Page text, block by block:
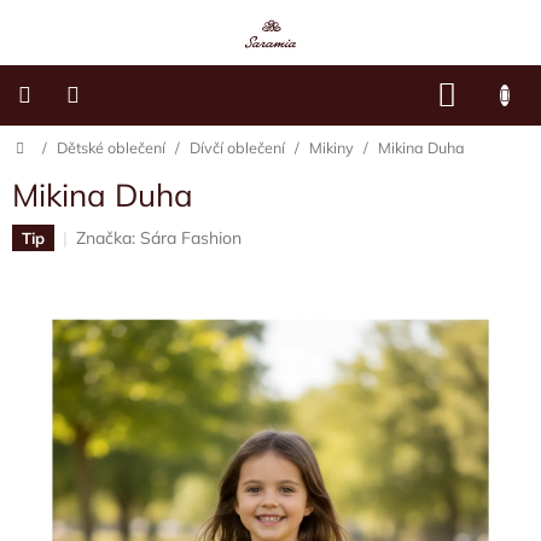
KOŠÍK
Dětské
Dámská
móda
Paws
mně
Kontakty
Moje
objednávka
Domů
/ Dětské oblečení / Dívčí oblečení / Mikiny / Mikina Duha
Mikina Duha
Tip Značka: Sára Fashion